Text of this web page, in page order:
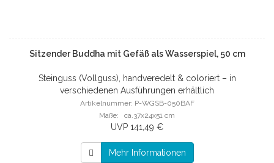
Sitzender Buddha mit Gefäß als Wasserspiel, 50 cm
Steinguss (Vollguss), handveredelt & coloriert – in
verschiedenen Ausführungen erhältlich
Artikelnummer: P-WGSB-050BAF
Maße: ca.37x24x51 cm
UVP 141,49 €
Mehr Informationen